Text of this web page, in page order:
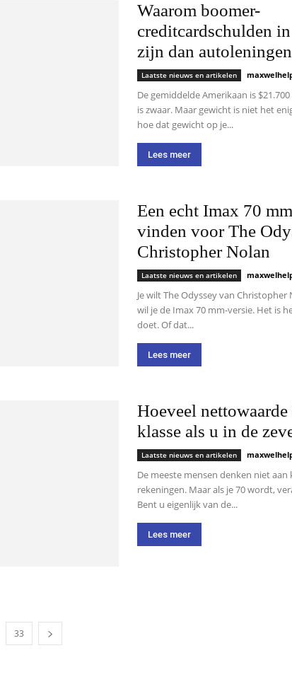
Waarom boomer-
creditcardschulden
zijn dan autoleningen
Laatste nieuws en artikelen
De gemiddelde Amerikaan is
is zwaar. Maar gewicht is niet het
hoe dat gewicht op je...
Lees meer
Een echt Imax 70
vinden voor The
Christopher Nolan
Laatste nieuws en artikelen
Je wilt The Odyssey van Christopher
wil je de Imax 70 mm-versie. Het is
doet. Of dat...
Lees meer
Hoeveel
klasse als u in de
Laatste nieuws en artikelen
De meeste mensen denken niet aan
rekeningen. Maar als je 70 wordt,
Bent u eigenlijk van de...
Lees meer
33